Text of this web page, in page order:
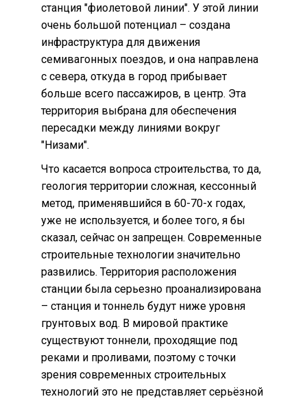
станция "фиолетовой линии". У этой линии
очень большой потенциал – создана
инфраструктура для движения
семивагонных поездов, и она направлена
с севера, откуда в город прибывает
больше всего пассажиров, в центр. Эта
территория выбрана для обеспечения
пересадки между линиями вокруг
"Низами".
Что касается вопроса строительства, то да,
геология территории сложная, кессонный
метод, применявшийся в 60-70-х годах,
уже не используется, и более того, я бы
сказал, сейчас он запрещен. Современные
строительные технологии значительно
развились. Территория расположения
станции была серьезно проанализирована
– станция и тоннель будут ниже уровня
грунтовых вод. В мировой практике
существуют тоннели, проходящие под
реками и проливами, поэтому с точки
зрения современных строительных
технологий это не представляет серьёзной